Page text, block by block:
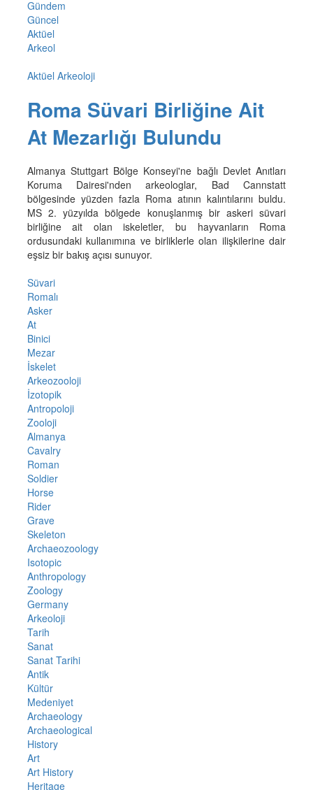
Gündem
Güncel
Aktüel
Arkeol
Aktüel Arkeoloji
Roma Süvari Birliğine Ait
At Mezarlığı Bulundu
Almanya Stuttgart Bölge Konseyi'ne bağlı Devlet Anıtları
Koruma Dairesi'nden arkeologlar, Bad Cannstatt
bölgesinde yüzden fazla Roma atının kalıntılarını buldu.
MS 2. yüzyılda bölgede konuşlanmış bir askeri süvari
birliğine ait olan iskeletler, bu hayvanların Roma
ordusundaki kullanımına ve birliklerle olan ilişkilerine dair
eşsiz bir bakış açısı sunuyor.
Süvari
Romalı
Asker
At
Binici
Mezar
İskelet
Arkeozooloji
İzotopik
Antropoloji
Zooloji
Almanya
Cavalry
Roman
Soldier
Horse
Rider
Grave
Skeleton
Archaeozoology
Isotopic
Anthropology
Zoology
Germany
Arkeoloji
Tarih
Sanat
Sanat Tarihi
Antik
Kültür
Medeniyet
Archaeology
Archaeological
History
Art
Art History
Heritage